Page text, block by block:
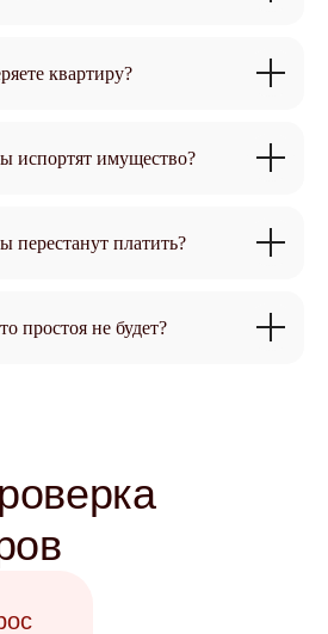
квартиру?
испортят имущество?
перестанут платить?
простоя не будет?